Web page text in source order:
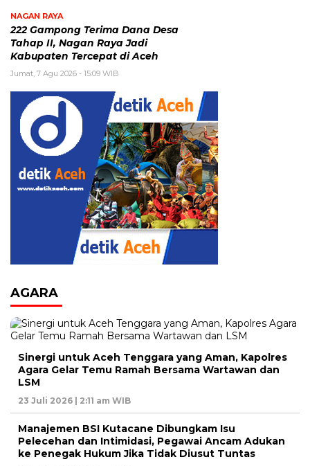
NAGAN RAYA
222 Gampong Terima Dana Desa
Tahap II, Nagan Raya Jadi
Kabupaten Tercepat di Aceh
Jumat, 7 Agu 2026 - 15:09 WIB
AGARA
Sinergi untuk Aceh Tenggara yang Aman, Kapolres
Agara Gelar Temu Ramah Bersama Wartawan dan
LSM
23 Juli 2026 | 2:11 am WIB
Manajemen BSI Kutacane Dibungkam Isu
Pelecehan dan Intimidasi, Pegawai Ancam Adukan
ke Penegak Hukum Jika Tidak Diusut Tuntas